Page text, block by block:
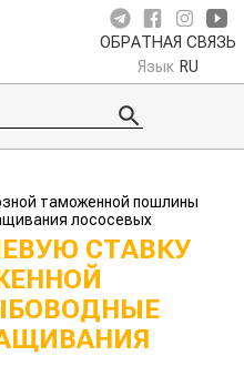
ОБРАТНАЯ СВЯЗЬ
Язык RU
таможенной пошлины
лососевых
СТАВКУ